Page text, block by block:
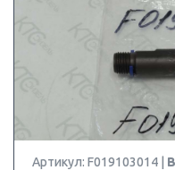
Артикул: F019103014 |